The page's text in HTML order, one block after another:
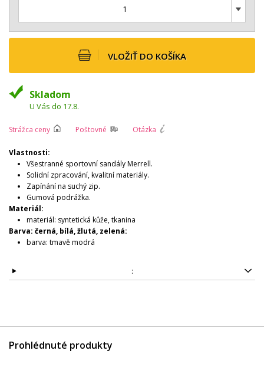
1
VLOŽIŤ DO KOŠÍKA
Skladom
U Vás do 17.8.
Strážca ceny Poštovné Otázka
Vlastnosti:
Všestranné sportovní sandály Merrell.
Solidní zpracování, kvalitní materiály.
Zapínání na suchý zip.
Gumová podrážka.
Materiál:
materiál: syntetická kůže, tkanina
Barva: černá, bílá, žlutá, zelená:
barva: tmavě modrá
:
Prohlédnuté produkty